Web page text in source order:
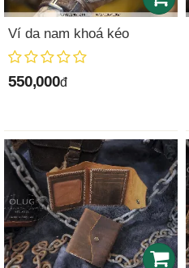
Ví da nam khoá kéo
550,000đ